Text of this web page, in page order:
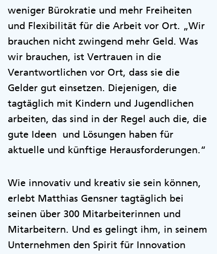
weniger Bürokratie und mehr Freiheiten
und Flexibilität für die Arbeit vor Ort. „Wir
brauchen nicht zwingend mehr Geld. Was
wir brauchen, ist Vertrauen in die
Verantwortlichen vor Ort, dass sie die
Gelder gut einsetzen. Diejenigen, die
tagtäglich mit Kindern und Jugendlichen
arbeiten, das sind in der Regel auch die, die
gute Ideen und Lösungen haben für
aktuelle und künftige Herausforderungen.“
Wie innovativ und kreativ sie sein können,
erlebt Matthias Gensner tagtäglich bei
seinen über 300 Mitarbeiterinnen und
Mitarbeitern. Und es gelingt ihm, in seinem
Unternehmen den Spirit für Innovation